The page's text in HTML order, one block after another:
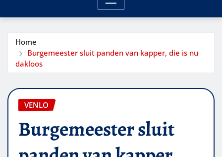
Home
Burgemeester sluit panden van kapper, die is nu
dakloos
VENLO
Burgemeester sluit